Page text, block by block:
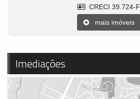
CRECI 39.724-F
mais imóveis
Imediações